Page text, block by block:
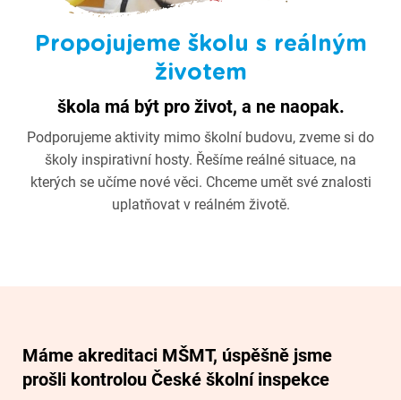
Propojujeme školu s reálným
životem
škola má být pro život, a ne naopak.
Podporujeme aktivity mimo školní budovu, zveme si do
školy inspirativní hosty. Řešíme reálné situace, na
kterých se učíme nové věci. Chceme umět své znalosti
uplatňovat v reálném životě.
Máme akreditaci MŠMT, úspěšně jsme
prošli kontrolou České školní inspekce